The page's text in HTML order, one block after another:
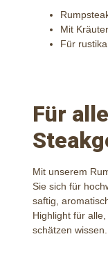
Mit
Für
Für
Mit unserem
Sie sich für
saftig,
Highlight für
schätzen wissen.